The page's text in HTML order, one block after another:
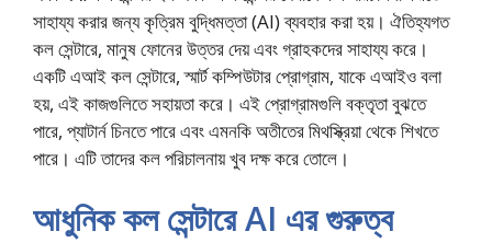
সাহায্য করার জন্য কৃত্রিম বুদ্ধিমত্তা (AI) ব্যবহার করা হয়। ঐতিহ্যগত
কল সেন্টারে, মানুষ ফোনের উত্তর দেয় এবং গ্রাহকদের সাহায্য করে।
একটি এআই কল সেন্টারে, স্মার্ট কম্পিউটার প্রোগ্রাম, যাকে এআইও বলা
হয়, এই কাজগুলিতে সহায়তা করে। এই প্রোগ্রামগুলি বক্তৃতা বুঝতে
পারে, প্যাটার্ন চিনতে পারে এবং এমনকি অতীতের মিথস্ক্রিয়া থেকে শিখতে
পারে। এটি তাদের কল পরিচালনায় খুব দক্ষ করে তোলে।
আধুনিক কল সেন্টারে AI এর গুরুত্ব